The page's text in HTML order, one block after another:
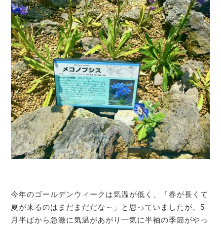
今年のゴールデンウィークは気温が低く、「春が長くて
夏が来るのはまだまだだな～」と思っていましたが、5
月半ばから急激に気温があがり一気に半袖の季節がやっ